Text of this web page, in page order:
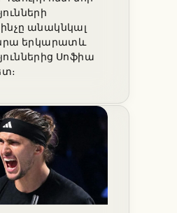
անակնկալ
երկարատև
Սոֆիա